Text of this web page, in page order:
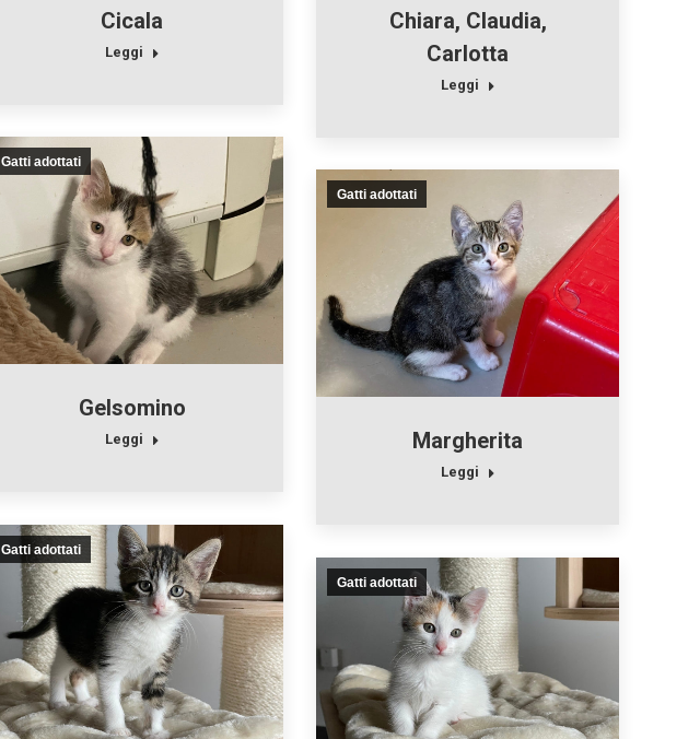
Cicala
Leggi
Chiara, Claudia,
Carlotta
Leggi
Gatti adottati
Gelsomino
Leggi
Gatti adottati
Margherita
Leggi
Gatti adottati
Gatti adottati